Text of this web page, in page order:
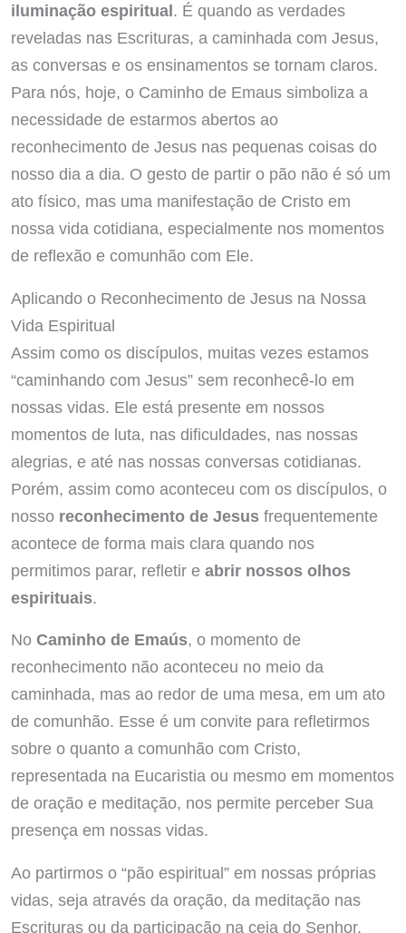
iluminação espiritual. É quando as verdades
reveladas nas Escrituras, a caminhada com Jesus,
as conversas e os ensinamentos se tornam claros.
Para nós, hoje, o Caminho de Emaus simboliza a
necessidade de estarmos abertos ao
reconhecimento de Jesus nas pequenas coisas do
nosso dia a dia. O gesto de partir o pão não é só um
ato físico, mas uma manifestação de Cristo em
nossa vida cotidiana, especialmente nos momentos
de reflexão e comunhão com Ele.
Aplicando o Reconhecimento de Jesus na Nossa
Vida Espiritual
Assim como os discípulos, muitas vezes estamos
“caminhando com Jesus” sem reconhecê-lo em
nossas vidas. Ele está presente em nossos
momentos de luta, nas dificuldades, nas nossas
alegrias, e até nas nossas conversas cotidianas.
Porém, assim como aconteceu com os discípulos, o
nosso reconhecimento de Jesusfrequentemente
acontece de forma mais clara quando nos
permitimos parar, refletir e abrir nossos olhos
espirituais.
No Caminho de Emaús, o momento de
reconhecimento não aconteceu no meio da
caminhada, mas ao redor de uma mesa, em um ato
de comunhão. Esse é um convite para refletirmos
sobre o quanto a comunhão com Cristo,
representada na Eucaristia ou mesmo em momentos
de oração e meditação, nos permite perceber Sua
presença em nossas vidas.
Ao partirmos o “pão espiritual” em nossas próprias
vidas, seja através da oração, da meditação nas
Escrituras ou da participação na ceia do Senhor,